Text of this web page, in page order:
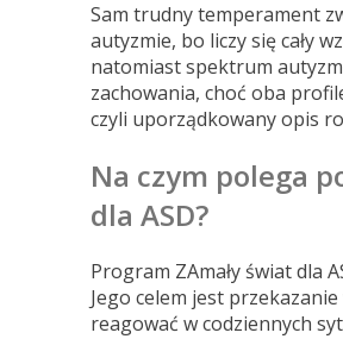
Sam trudny temperament
autyzmie, bo liczy się cały
natomiast spektrum
zachowania, choć oba
czyli uporządkowany opis
Na czym polega
dla ASD?
Program ZAmały świat dla
Jego celem jest
reagować w codziennych